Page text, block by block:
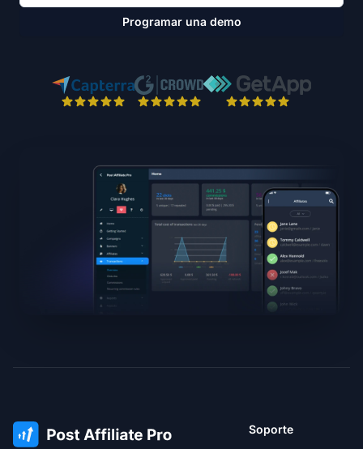
Programar una demo
Soporte